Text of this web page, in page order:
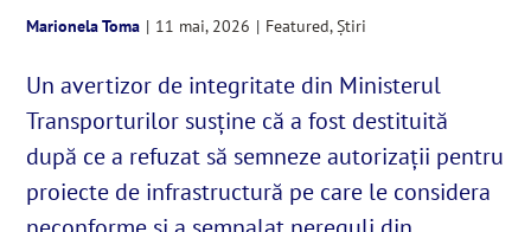
English
SUSȚINE
Marionela Toma | 11 mai, 2026 | Featured,Știri
Un avertizor de integritate din Ministerul
Transporturilor susține că a fost destituită
după ce a refuzat să semneze autorizații pentru
proiecte de infrastructură pe care le considera